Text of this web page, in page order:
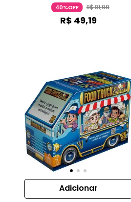
Anos Elka
40%OFF R$81,99
R$ 49,19
Adicionar